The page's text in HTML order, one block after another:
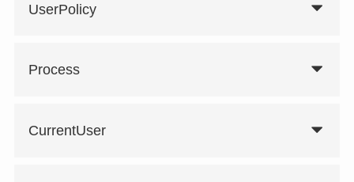
UserPolicy
Process
CurrentUser